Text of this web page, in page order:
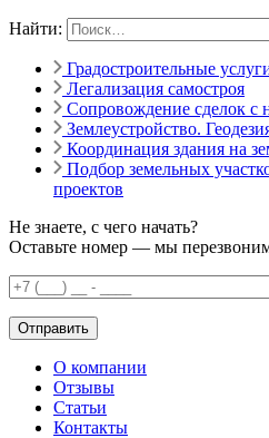
Найти:
Градостроительные
Легализация самостроя
Сопровождение сделок с
Землеустройство.
Координация здания на
Подбор земельных
проектов
Не знаете, с чего начать?
Оставьте номер — мы
О компании
Отзывы
Статьи
Контакты